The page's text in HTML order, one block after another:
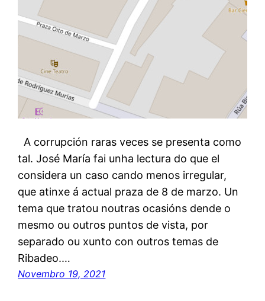
A corrupción raras veces se presenta como
tal. José María fai unha lectura do que el
considera un caso cando menos irregular,
que atinxe á actual praza de 8 de marzo. Un
tema que tratou noutras ocasións dende o
mesmo ou outros puntos de vista, por
separado ou xunto con outros temas de
Ribadeo.…
Novembro 19, 2021